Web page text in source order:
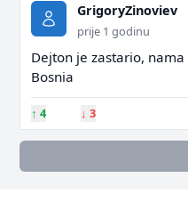
GrigoryZinoviev
prije 1 godinu
Dejton je zastario,
Bosnia
↑ 4 ↓ 3